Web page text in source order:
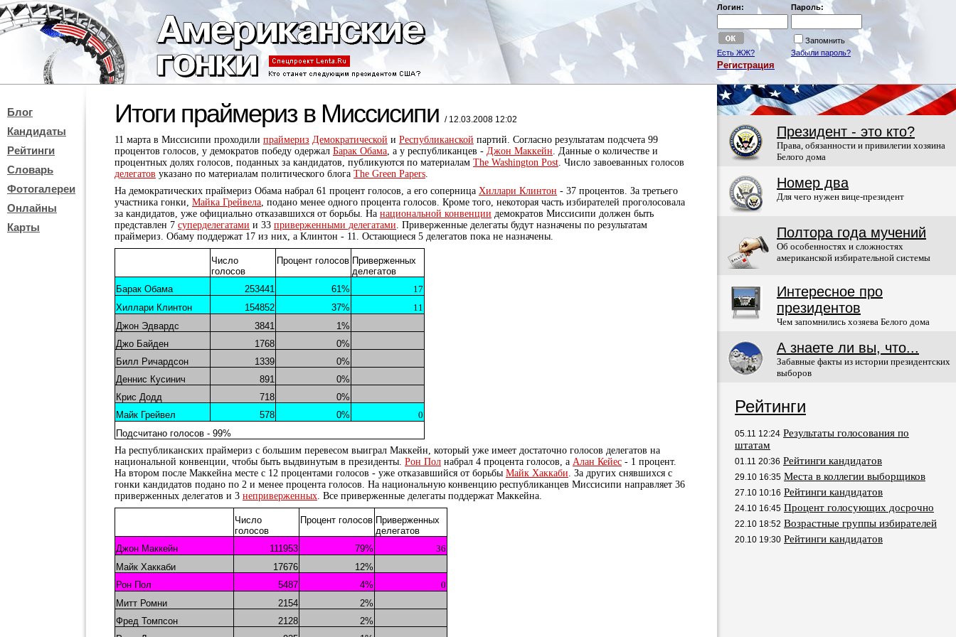
Логин: Пароль:
Запомнить
Есть ЖЖ?
Забыли пароль?
Регистрация
Блог
Кандидаты
Рейтинги
Словарь
Фотогалереи
Онлайны
Карты
Итоги праймериз в Миссисипи / 12.03.2008 12:02
11 марта в Миссисипи проходили праймериз Демократической и Республиканской партий. Согласно результатам подсчета 99
процентов голосов, у демократов победу одержал Барак Обама, а у республиканцев - Джон Маккейн. Данные о количестве и
процентных долях голосов, поданных за кандидатов, публикуются по материалам The Washington Post. Число завоеванных голосов
делегатов указано по материалам политического блога The Green Papers.
На демократических праймериз Обама набрал 61 процент голосов, а его соперница Хиллари Клинтон - 37 процентов. За третьего
участника гонки, Майка Грейвела, подано менее одного процента голосов. Кроме того, некоторая часть избирателей проголосовала
за кандидатов, уже официально отказавшихся от борьбы. На национальной конвенции демократов Миссисипи должен быть
представлен 7 суперделегатами и 33 приверженными делегатами. Приверженные делегаты будут назначены по результатам
праймериз. Обаму поддержат 17 из них, а Клинтон - 11. Остающиеся 5 делегатов пока не назначены.
Число
голосов
Процент голосов Приверженных
делегатов
Барак Обама
253441 61%
17
Хиллари Клинтон
154852 37%
11
Джон Эдвардс
3841
1%
Джо Байден
1768
0%
Билл Ричардсон
1339
0%
Деннис Кусинич
891
0%
Крис Додд
718
0%
Майк Грейвел
578 0%
0
Подсчитано голосов - 99%
На республиканских праймериз с большим перевесом выиграл Маккейн, который уже имеет достаточно голосов делегатов на
национальной конвенции, чтобы быть выдвинутым в президенты. Рон Пол набрал 4 процента голосов, а Алан Кейес - 1 процент.
На втором после Маккейна месте с 12 процентами голосов - уже отказавшийся от борьбы Майк Хаккаби. За других снявшихся с
гонки кандидатов подано по 2 и менее процента голосов. На национальную конвенцию республиканцев Миссисипи направляет 36
приверженных делегатов и 3 неприверженных. Все приверженные делегаты поддержат Маккейна.
Число
голосов
Процент голосов Приверженных
делегатов
Джон Маккейн
111953 79%
36
Майк Хаккаби
17676
12%
Рон Пол
5487 4%
0
Митт Ромни
2154
2%
Фред Томпсон
2128
2%
Президент - это кто?
Права, обязанности и привилегии хозяина
Белого дома
Номер два
Для чего нужен вице-президент
Полтора года мучений
Об особенностях и сложностях
американской избирательной системы
Интересное про
президентов
Чем запомнились хозяева Белого дома
А знаете ли вы, что...
Забавные факты из истории президентских
выборов
Рейтинги
05.11 12:24 Результаты голосования по
штатам
01.11 20:36 Рейтинги кандидатов
29.10 16:35 Места в коллегии выборщиков
27.10 10:16 Рейтинги кандидатов
24.10 16:45 Процент голосующих досрочно
22.10 18:52 Возрастные группы избирателей
20.10 19:30 Рейтинги кандидатов